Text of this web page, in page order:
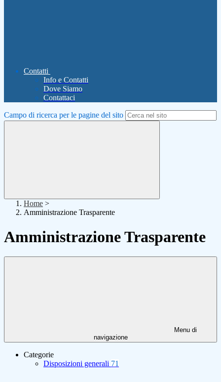
Contatti
Info e Contatti
Dove Siamo
Contattaci
Campo di ricerca per le pagine del sito
Home >
Amministrazione Trasparente
Amministrazione Trasparente
Menu di
navigazione
Categorie
Disposizioni generali 71